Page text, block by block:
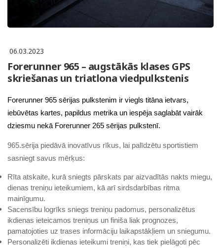
06.03.2023
Forerunner 965 – augstākās klases GPS
skriešanas un triatlona viedpulkstenis
Forerunner 965 sērijas pulkstenim ir viegls titāna ietvars,
iebūvētas kartes, papildus metrika un iespēja saglabāt vairāk
dziesmu nekā Forerunner 265 sērijas pulkstenī.
965.sērija piedāvā inovatīvus rīkus, lai palīdzētu sportistiem
sasniegt savus mērķus:
Rīta atskaite, kurā sniegts pārskats par aizvadītās nakts miegu,
dienas treniņu ieteikumiem, kā arī sirdsdarbības ritma
mainīgumu.
Sacensību logrīks sniegs treniņu padomus, personalizētus
ikdienas ieteicamos treniņus un finiša liak prognozes,
pamatojoties uz trases informāciju laikapstākļiem un sniegumu.
Personalizēti ikdienas ieteikumi treniņi, kas tiek pielāgoti pēc